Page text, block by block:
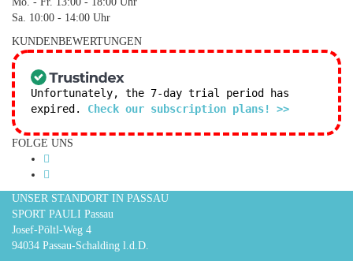
Sa. 10:00 - 14:00 Uhr
KUNDENBEWERTUNGEN
Unfortunately, the 7-day trial period has
expired. Check our subscription plans! >>
FOLGE UNS
UNSER STANDORT IN PASSAU
SPORT PAULI Passau
Josef-Pöltl-Weg 4
94034 Passau-Schalding l.d.D.